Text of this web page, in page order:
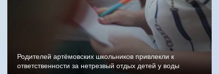
Родителей артёмовских школьников привлекли к
ответственности за нетрезвый отдых детей у воды